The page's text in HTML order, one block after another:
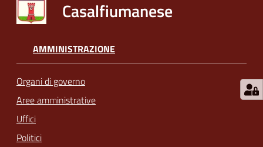
Casalfiumanese
AMMINISTRAZIONE
Organi di governo
Aree amministrative
Uffici
Politici